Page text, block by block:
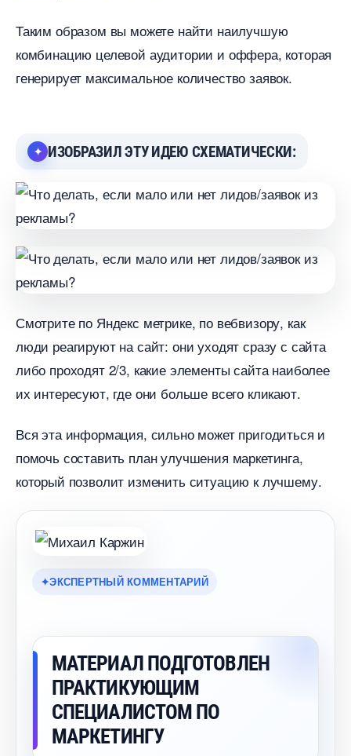
Таким образом вы можете найти наилучшую
комбинацию целевой аудитории и оффера, которая
енерирует максимальное количество заявок.
ИЗОБРАЗИЛ ЭТУ ИДЕЮ СХЕМАТИЧЕСКИ:
Смотрите по Яндекс метрике, по вебвизору, как
люди реагируют на сайт: они уходят сразу с сайта
либо проходят 2/3, какие элементы сайта наиболее
их интересуют, где они больше всего кликают.
ся эта информация, сильно может пригодиться и
помочь составить план улучшения маркетинга,
который позволит изменить ситуацию к лучшему.
ЭКСПЕРТНЫЙ КОММЕНТАРИЙ
МАТЕРИАЛ ПОДГОТОВЛЕН
ПРАКТИКУЮЩИМ
СПЕЦИАЛИСТОМ ПО
МАРКЕТИНГУ